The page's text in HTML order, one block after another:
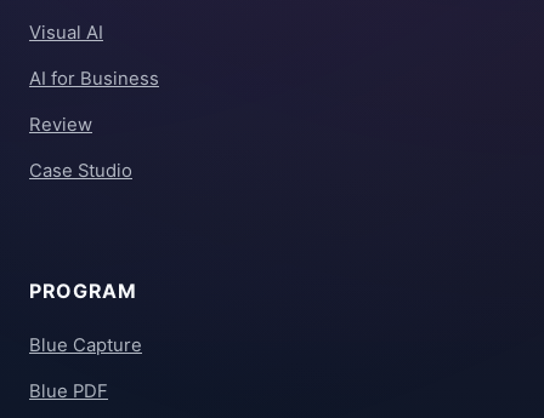
Visual AI
AI for Business
Review
Case Studio
PROGRAM
Blue Capture
Blue PDF